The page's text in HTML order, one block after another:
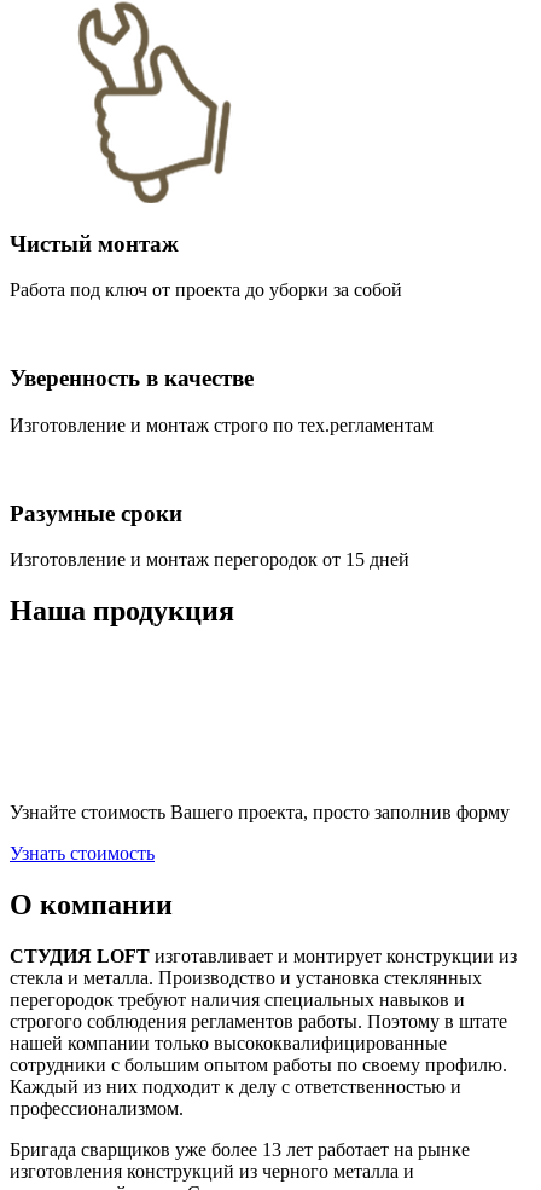
Чистый монтаж
Работа под ключ от проекта до уборки за собой
Уверенность в качестве
Изготовление и монтаж строго по тех.регламентам
Разумные сроки
Изготовление и монтаж перегородок от 15 дней
Наша продукция
Узнайте стоимость Вашего проекта, просто заполнив форму
Узнать стоимость
О компании
СТУДИЯ LOFT изготавливает и монтирует конструкции из
стекла и металла. Производство и установка стеклянных
перегородок требуют наличия специальных навыков и
строгого соблюдения регламентов работы. Поэтому в штате
нашей компании только высококвалифицированные
сотрудники с большим опытом работы по своему профилю.
Каждый из них подходит к делу с ответственностью и
профессионализмом.
Бригада сварщиков уже более 13 лет работает на рынке
изготовления конструкций из черного металла и